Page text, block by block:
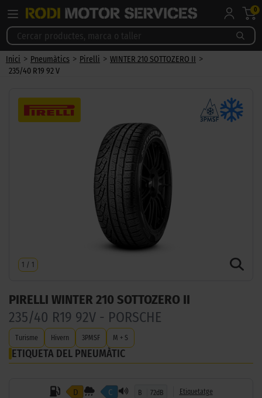
0
Inici > Pneumàtics > Pirelli > WINTER 210 SOTTOZERO II >
235/40 R19 92 V
1 / 1
PIRELLI WINTER 210 SOTTOZERO II
235/40 R19 92V - PORSCHE
Turisme Hivern 3PMSF M + S
ETIQUETA DEL PNEUMÀTIC
D C B 72dB Etiquetatge